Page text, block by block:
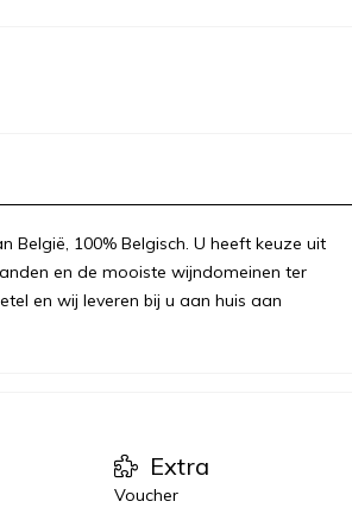
België, 100% Belgisch. U heeft keuze uit
en de mooiste wijndomeinen ter
en wij leveren bij u aan huis aan
Extra
Voucher